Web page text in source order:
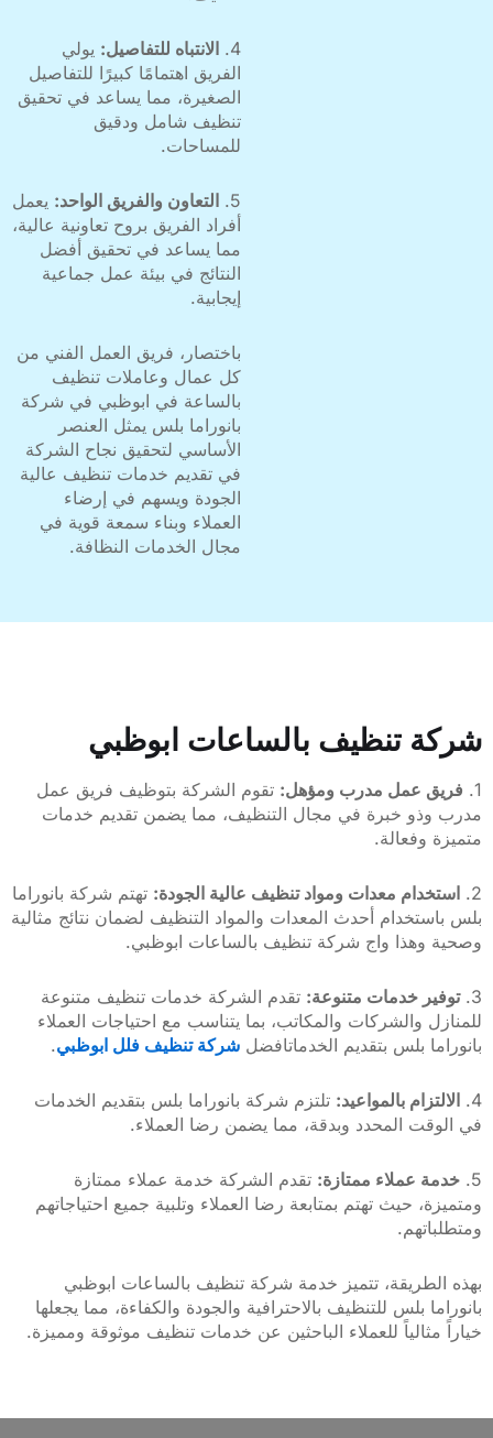
الانتباه للتفاصيل:يولي
الفريق اهتمامًا كبيرًا للتفاصيل
الصغيرة، مما يساعد في تحقيق
تنظيف شامل ودقيق
للمساحات.
التعاون والفريق الواحد:يعمل
أفراد الفريق بروح تعاونية عالية،
مما يساعد في تحقيق أفضل
النتائج في بيئة عمل جماعية
باختصار، فريق العمل الفني من
كل عمال وعاملات تنظيف
بالساعة في ابوظبي في شركة
بانوراما بلس يمثل العنصر
الأساسي لتحقيق نجاح الشركة
في تقديم خدمات تنظيف عالية
الجودة ويسهم في إرضاء
العملاء وبناء سمعة قوية في
مجال الخدمات النظافة.
تنظيف بالساعات ابوظبي
عمل مدرب ومؤهل: تقوم الشركة بتوظيف فريق عمل
خبرة في مجال التنظيف، مما يضمن تقديم خدمات
معدات ومواد تنظيف عالية الجودة:تهتم شركة بانوراما
أحدث المعدات والمواد التنظيف لضمان نتائج مثالية
واج شركة تنظيف بالساعات ابوظبي.
خدمات متنوعة: تقدم الشركة خدمات تنظيف متنوعة
والشركات والمكاتب، بما يتناسب مع احتياجات العملاء
بلس بتقديم الخدماتافضلشركة تنظيف فلل ابوظبي .
بالمواعيد:تلتزم شركة بانوراما بلس بتقديم الخدمات
المحدد وبدقة، مما يضمن رضا العملاء.
عملاء ممتازة:تقدم الشركة خدمة عملاء ممتازة
حيث تهتم بمتابعة رضا العملاء وتلبية جميع احتياجاتهم
تتميز خدمة شركة تنظيف بالساعات ابوظبي
بلس للتنظيف بالاحترافية والجودة والكفاءة، مما يجعلها
للعملاء الباحثين عن خدمات تنظيف موثوقة ومميزة.